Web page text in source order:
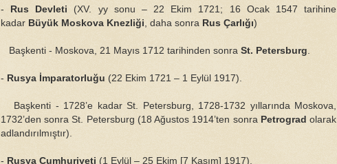
- Rus Devleti (XV. yy sonu – 22 Ekim 1721; 16 Ocak 1547 tarihine
kadar Büyük Moskova Knezliği , daha sonra Rus Çarlığı)
Başkenti - Moskova, 21 Mayıs 1712 tarihinden sonra St. Petersburg
- Rusya İmparatorluğu (22 Ekim 1721 – 1 Eylül 1917).
Başkenti - 1728’e kadar St. Petersburg, 1728-1732 yıllarında Moskova,
1732’den sonra St. Petersburg (18 Ağustos 1914’ten sonra Petrograd olarak
adlandırılmıştır).
- Rusya Cumhuriyeti (1 Eylül – 25 Ekim [7 Kasım] 1917).